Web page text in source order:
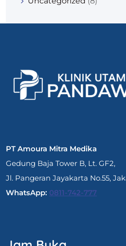
PT Amoura Mitra Medika
Gedung Baja Tower B, Lt. GF2,
Jl. Pangeran Jayakarta No.55,
WhatsApp: 0811-742-777